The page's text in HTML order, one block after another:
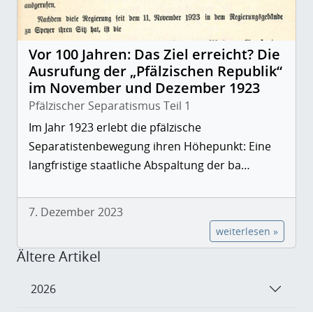
Vor 100 Jahren: Das Ziel erreicht? Die
Ausrufung der „Pfälzischen Republik“
im November und Dezember 1923
Pfälzischer Separatismus Teil 1
Im Jahr 1923 erlebt die pfälzische
Separatistenbewegung ihren Höhepunkt: Eine
langfristige staatliche Abspaltung der ba…
7. Dezember 2023
weiterlesen »
Ältere Artikel
2026